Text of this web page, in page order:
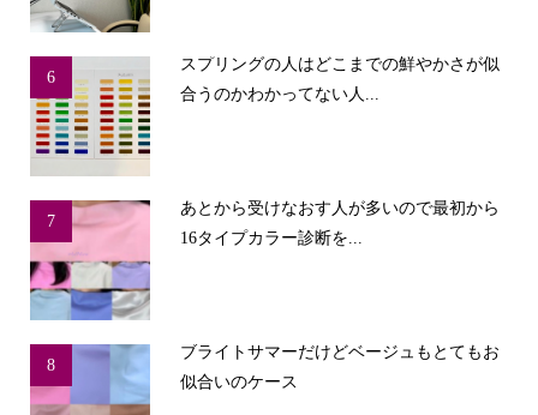
6
スプリングの人はどこまでの鮮やかさが似
合うのかわかってない人...
7
あとから受けなおす人が多いので最初から
16タイプカラー診断を...
8
ブライトサマーだけどベージュもとてもお
似合いのケース